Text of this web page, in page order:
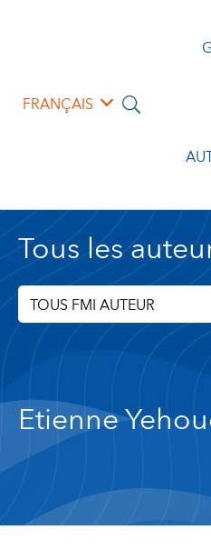
FRANÇAIS
Tous les
TOUS FMI AUTEUR
Etienne